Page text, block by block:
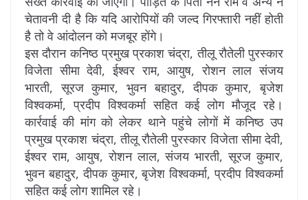
चेतावनी दी है कि यदि आरोपियों की जल्द गिरफ्तारी नहीं होती
है तो वे आंदोलन को ​मजबूर होंगे।
इस दौरान कनिष्ठ प्रमुख प्रकाश चंद्रा, तीलू रौतेली पुरस्कार
विजेता सीमा देवी, ईश्वर राम, आयुष, रोशन लाल संजय
भारती, सूरज कुमार, भुवन बहादुर, दीपक कुमार, बृजेश
विश्वकर्मा, प्रदीप विश्वकर्मा सहित कई लोग मौजूद रहे।
कार्रवाई की मांग को लेकर थाने पहुंचे लोगों में कनिष्ठ उप
प्रमुख प्रकाश चंद्रा, तीलू रौतेली पुरस्कार विजेता सीमा देवी,
ईश्वर राम, आयुष, रोशन लाल, संजय भारती, सूरज कुमार,
भुवन बहादुर, दीपक कुमार, बृजेश विश्वकर्मा, प्रदीप विश्वकर्मा
सहित कई लोग शामिल रहे।